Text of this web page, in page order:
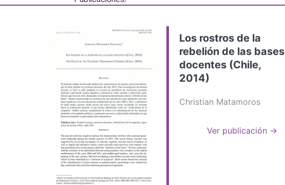
Los rostros de la
rebelión de las bases
docentes (Chile,
2014)
Christian Matamoros
Ver publicación →